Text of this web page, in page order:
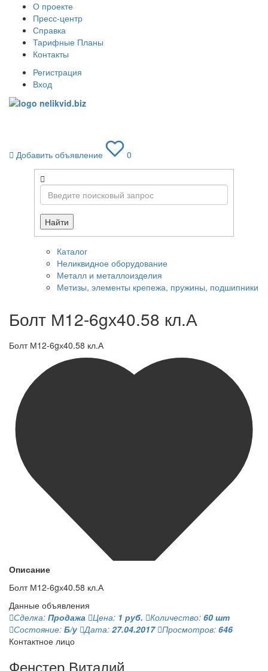
О проекте
Пресс-центр
Справка
Тарифные Планы
Контакты
Регистрация
Вход
Добавить объявление
0
Найти
Каталог
Неликвидное оборудование
Металл и металлоизделия
Метизы, элементы крепежа, пружины, подшипники
Болт М12-6gх40.58 кл.А
Болт М12-6gх40.58 кл.А
Описание
Болт М12-6gх40.58 кл.А
Данные объявления
Сделка: Продажа Цена: 1 руб. Количество: 60 шт
Состояние: Б/у Дата: 27.04.2017 Просмотров: 646
Контактное лицо
Фенстер Виталий